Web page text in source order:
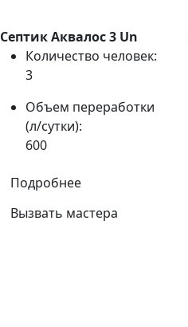
Септик Аквалос 3 Un
Количество человек:
3
Объем переработки
(л/сутки):
600
Подробнее
Вызвать мастера